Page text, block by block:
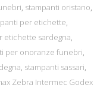
, stampanti oristano,
per etichette,
etichette sardegna,
per onoranze funebri,
, stampanti sassari,
Zebra Intermec Godex